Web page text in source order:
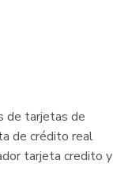
de tarjetas de
de crédito real
tarjeta credito y